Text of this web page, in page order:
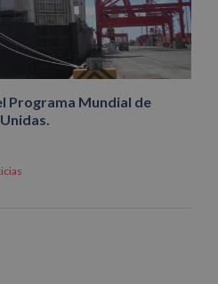
Programa Mundial de